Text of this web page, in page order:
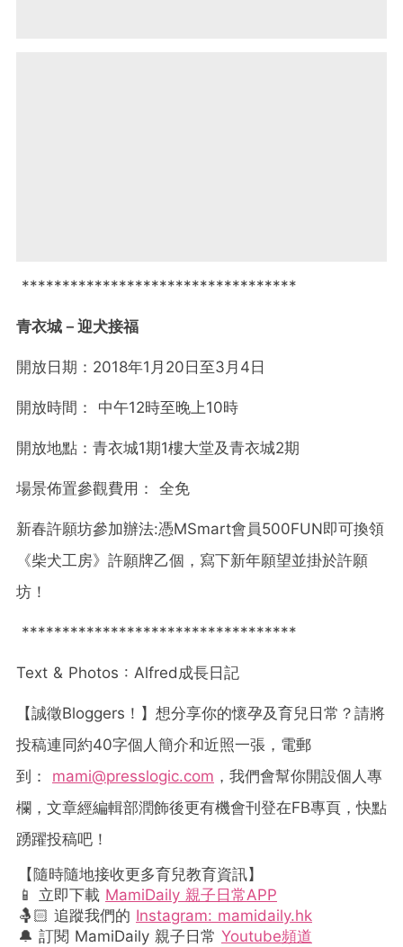
**********************************
青衣城－迎犬接福
開放日期：​2018年1月20日至3月4日
開放時間： ​中午12時至晚上10時
開放地點：​青衣城1期1樓大堂及青衣城2期
場景佈置參觀費用： ​​全免
新春許願坊參加辦法:​憑MSmart會員500FUN即可換領
《柴犬工房》許願牌乙個，寫下新年願望並掛於許願
坊！
**********************************
Text & Photos : Alfred 成長日記
【誠徵Bloggers ！】想分享你的懷孕及育兒日常？請將
投稿連同約40字個人簡介和近照一張，電郵
到：
mami@presslogic.com ，我們會幫你開設個人專
欄，文章經編輯部潤飾後更有機會刊登在FB專頁，快點
踴躍投稿吧！
【隨時隨地接收更多育兒教育資訊】
📱 立即下載 MamiDaily 親子日常APP
🤱🏻 追蹤我們的 Instagram: mamidaily.hk
🔔 訂閱 MamiDaily 親子日常 Youtube頻道